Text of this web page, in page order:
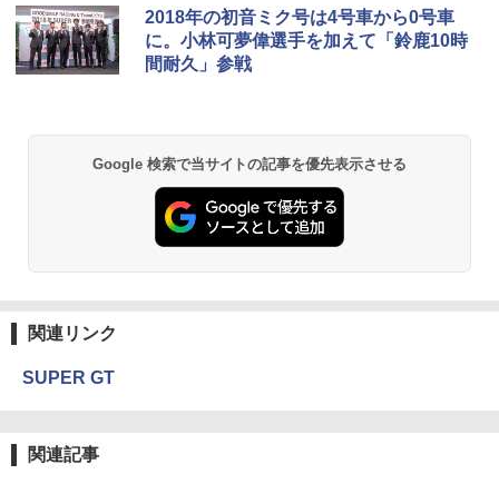
2018年の初音ミク号は4号車から0号車
に。小林可夢偉選手を加えて「鈴鹿10時
間耐久」参戦
Google 検索で当サイトの記事を優先表示させる
関連リンク
SUPER GT
関連記事